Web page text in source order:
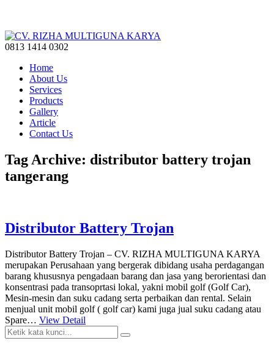
0813 1414 0302
Home
About Us
Services
Products
Gallery
Article
Contact Us
Tag Archive: distributor battery trojan
tangerang
Distributor Battery Trojan
Distributor Battery Trojan – CV. RIZHA MULTIGUNA KARYA
merupakan Perusahaan yang bergerak dibidang usaha perdagangan
barang khususnya pengadaan barang dan jasa yang berorientasi dan
konsentrasi pada transoprtasi lokal, yakni mobil golf (Golf Car),
Mesin-mesin dan suku cadang serta perbaikan dan rental. Selain
menjual unit mobil golf ( golf car) kami juga jual suku cadang atau
Spare… View Detail